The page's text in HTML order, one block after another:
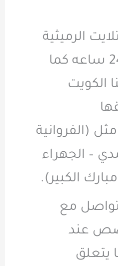
الرميثية
يفتح طوال 24 ساعه كما
الكويت
(الفروانية
– الجهراء
الكبير).
مع
عند
يتعلق